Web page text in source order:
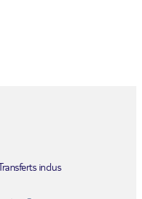
inclus